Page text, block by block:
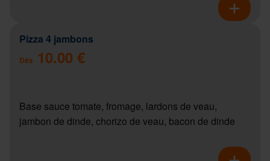
Pizza 4 jambons
Dès 10.00 €
Base sauce tomate, fromage, lardons de veau,
jambon de dinde, chorizo de veau, bacon de dinde